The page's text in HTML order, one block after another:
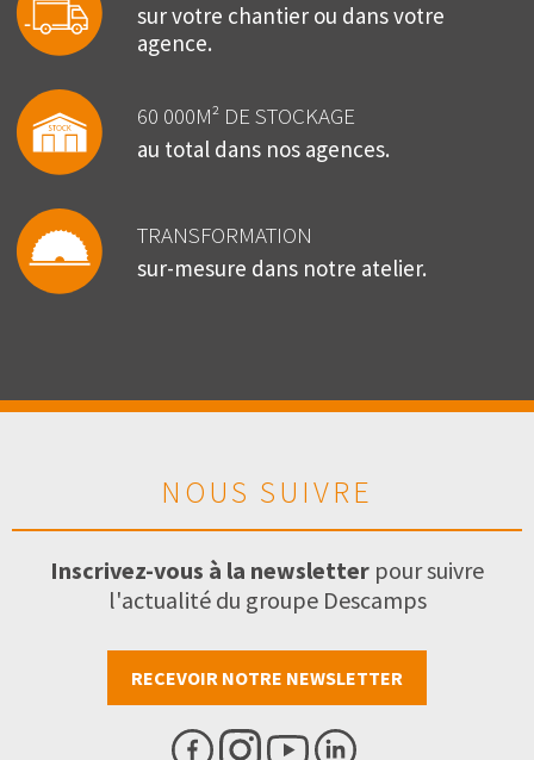
sur votre chantier ou dans votre
agence.
60 000M² DE STOCKAGE
au total dans nos agences.
TRANSFORMATION
sur-mesure dans notre atelier.
NOUS SUIVRE
Inscrivez-vous à la newsletter pour suivre
l'actualité du groupe Descamps
RECEVOIR NOTRE NEWSLETTER